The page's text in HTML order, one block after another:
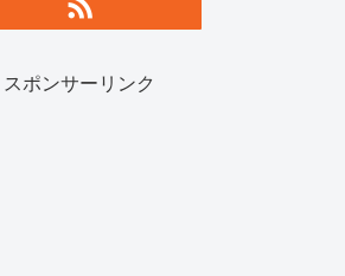
スポンサーリンク